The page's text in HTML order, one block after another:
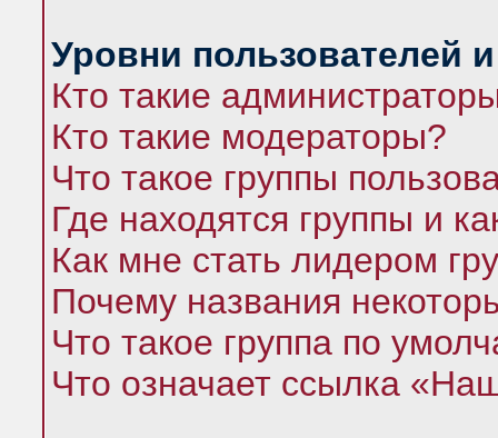
Уровни пользователей
Кто такие
Кто такие модераторы?
Что такое группы
Где находятся группы и
Как мне стать лидером
Почему названия
Что такое группа по
Что означает ссылка